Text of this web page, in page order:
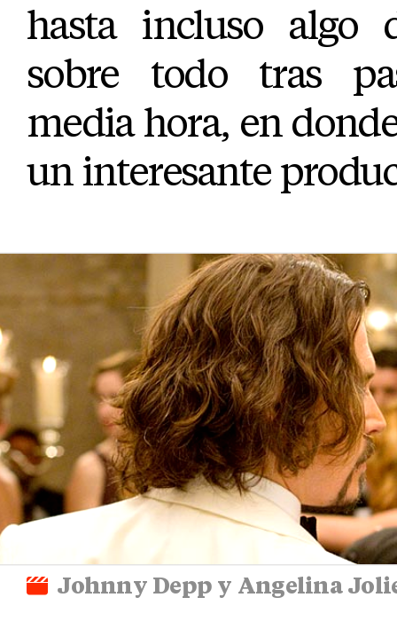
hasta incluso algo
sobre todo tras
media hora, en
un interesante
Johnny Depp y Angelina